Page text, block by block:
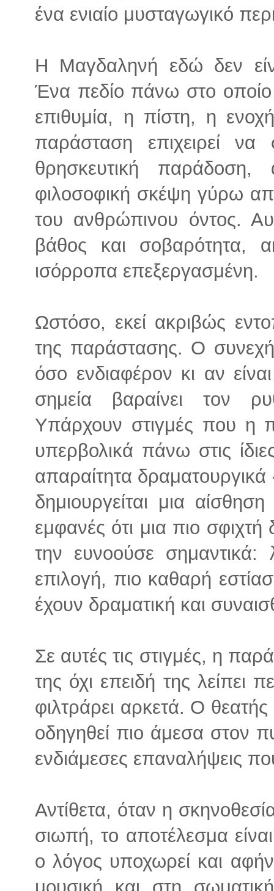
ένα ενιαίο μυσταγωγικό
Η Μαγδαληνή εδώ δεν
Ένα πεδίο πάνω στο
επιθυμία, η πίστη, η
παράσταση επιχειρεί
θρησκευτική
φιλοσοφική σκέψη γύρω
του ανθρώπινου όντος.
βάθος και σοβαρότητα,
ισόρροπα επεξεργασμένη.
Ωστόσο, εκεί ακριβώς
της παράστασης. Ο
όσο ενδιαφέρον κι αν
σημεία βαραίνει τον
Υπάρχουν στιγμές που η
υπερβολικά πάνω στις
απαραίτητα
δημιουργείται μια
εμφανές ότι μια πιο
την ευνοούσε σημαντικά:
επιλογή, πιο καθαρή
έχουν δραματική και
Σε αυτές τις στιγμές, η
της όχι επειδή της λείπει
φιλτράρει αρκετά. Ο
οδηγηθεί πιο άμεσα στον
ενδιάμεσες επαναλήψεις
Αντίθετα, όταν η
σιωπή, το αποτέλεσμα
ο λόγος υποχωρεί και
μουσική και στη